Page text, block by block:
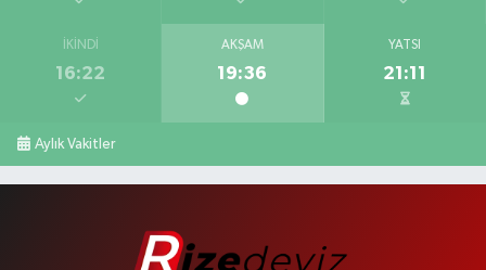
İKINDI
16:22
AKŞAM
19:36
YATSI
21:11
Aylık Vakitler